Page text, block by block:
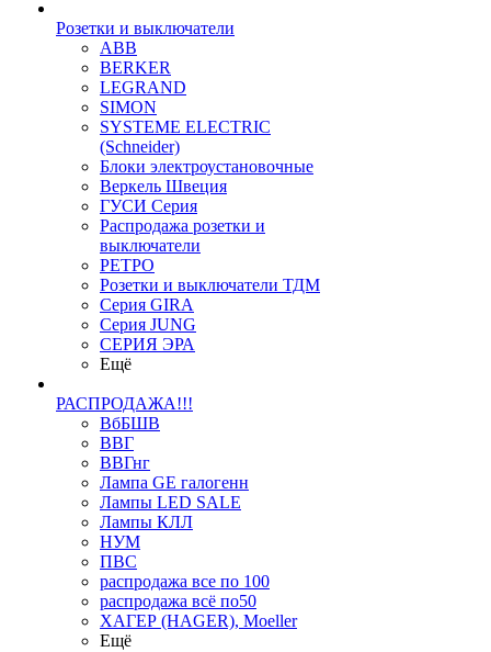
Розетки и выключатели
ABB
BERKER
LEGRAND
SIMON
SYSTEME ELECTRIC
(Schneider)
Блоки электроустановочные
Веркель Швеция
ГУСИ Серия
Распродажа розетки и
выключатели
РЕТРО
Розетки и выключатели ТДМ
Серия GIRA
Серия JUNG
СЕРИЯ ЭРА
Ещё
РАСПРОДАЖА!!!
ВбБШВ
ВВГ
ВВГнг
Лампа GE галогенн
Лампы LED SALE
Лампы КЛЛ
НУМ
ПВС
распродажа все по 100
распродажа всё по50
ХАГЕР (HAGER), Moeller
Ещё